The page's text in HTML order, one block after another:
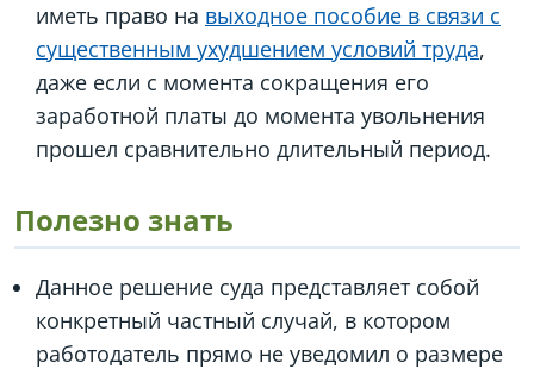
иметь право на выходное пособие в связи с
существенным ухудшением условий труда,
даже если с момента сокращения его
заработной платы до момента увольнения
прошел сравнительно длительный период.
Полезно знать
Данное решение суда представляет собой
конкретный частный случай, в котором
работодатель прямо не уведомил о размере